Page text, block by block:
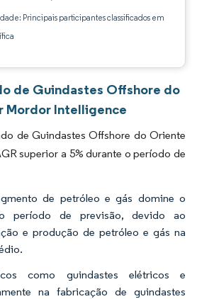
Principais participantes classificados em
de Guindastes Offshore do
Mordor Intelligence
de Guindastes Offshore do Oriente
superior a 5% durante o período de
de petróleo e gás domine o
período de previsão, devido ao
e produção de petróleo e gás na
como guindastes elétricos e
na fabricação de guindastes